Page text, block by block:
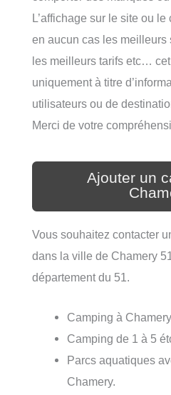
L’affichage sur le site ou
en aucun cas les meilleurs
les meilleurs tarifs etc…
uniquement à titre
utilisateurs ou de
Merci de votre
Ajouter un
Vous souhaitez contacter
dans la ville de Chamery
département du 51.
Camping à
Camping de 1 à 5
Parcs aquatiques
Chamery.